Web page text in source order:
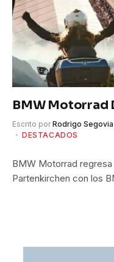
BMW Motorrad
Escrito por Rodrigo Segovia
DESTACADOS
BMW Motorrad
Partenkirchen con los